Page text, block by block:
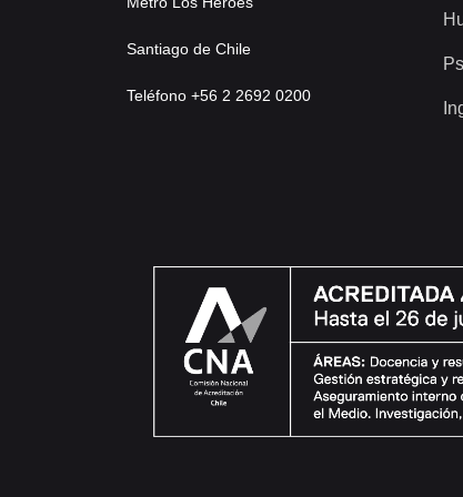
Santiago de Chile
Teléfono +56 2 2692 0200